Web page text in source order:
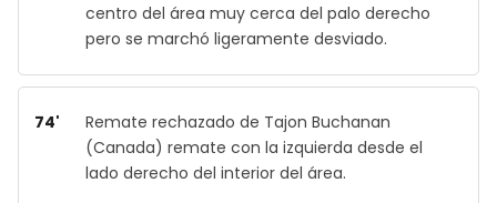
centro del área muy cerca del palo derecho
pero se marchó ligeramente desviado.
74'
Remate rechazado de Tajon Buchanan
(Canada) remate con la izquierda desde el
lado derecho del interior del área.